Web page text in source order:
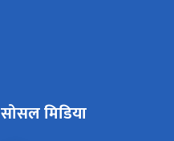
सोसल मिडिया